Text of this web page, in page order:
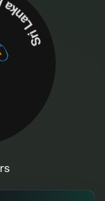
Driver